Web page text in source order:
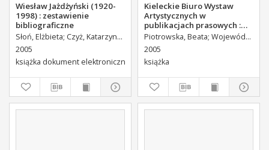
Wiesław Jażdżyński (1920-
1998) : zestawienie
bibliograficzne
Słoń, Elżbieta Czyż, Katarzyna Łomiński, Piotr. Adapt. Wiącek,
2005
książka dokument elektroniczny
Kieleckie Biuro Wystaw
Artystycznych w
publikacjach prasowych :
zestwienie bibliograficzne
Piotrowska, Beata Wojewódzka Biblioteka Publiczna (Kielce). Dział Informacji i Bibliografii Regionalnej
2005
książka